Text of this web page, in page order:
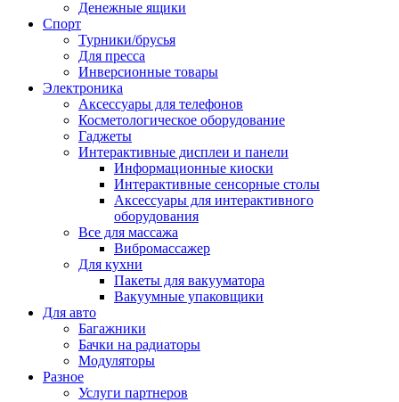
Денежные ящики
Спорт
Турники/брусья
Для пресса
Инверсионные товары
Электроника
Аксессуары для телефонов
Косметологическое оборудование
Гаджеты
Интерактивные дисплеи и панели
Информационные киоски
Интерактивные сенсорные столы
Аксессуары для интерактивного
оборудования
Все для массажа
Вибромассажер
Для кухни
Пакеты для вакууматора
Вакуумные упаковщики
Для авто
Багажники
Бачки на радиаторы
Модуляторы
Разное
Услуги партнеров